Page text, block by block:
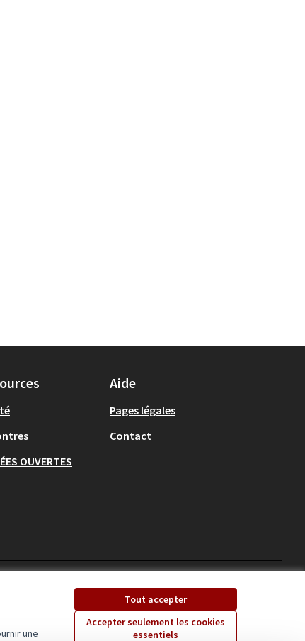
une
Tout accepter
Accepter seulement les cookies
essentiels
OUVERTES
Aide
Pages légales
Contact
(Lien externe)(Lien externe)